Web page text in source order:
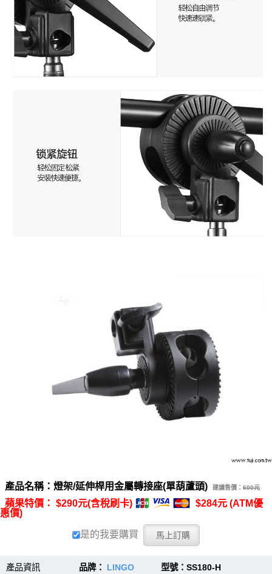
產品名稱：燈架/延伸桿用金屬轉接座(單葫蘆頭) 建議售價： 600元
蘋果特價： $290元(含稅刷卡)
$284元 (ATM優
惠價)
是的我要購買
產品資訊 品牌： LINGO 型號：SS180-H